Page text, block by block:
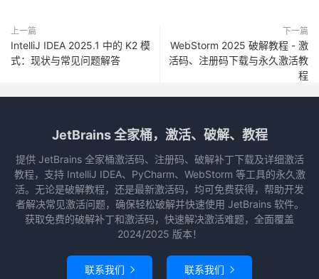
上一篇
IntelliJ IDEA 2025.1 中的 K2 模
式：现状与常见问题解答
下一篇
WebStorm 2025 破解教程 - 激
活码、注册码下载与永久激活教
程
JetBrains 全家桶，激活、破解、教程
提供 JetBrains 全家桶激活码、注册码、破解补丁下载及详细激活
教程，支持 IntelliJ IDEA、PyCharm、WebStorm 等工具的永久激
活。无论是破解教程，还是最新激活码，均可免费获得，帮助开发
者解决常见激活问题，确保轻松破解并快速使用 JetBrains 软件。
获取免费的破解补丁和激活码，快速解决激活难题，全面覆盖
2024/2025 版本！
联系我们  联系我们 